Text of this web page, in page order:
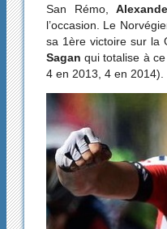
San Rémo,
l’occasion. Le
sa 1ère victoire sur la
Sagan qui totalise à
4 en 2013, 4 en 2014).